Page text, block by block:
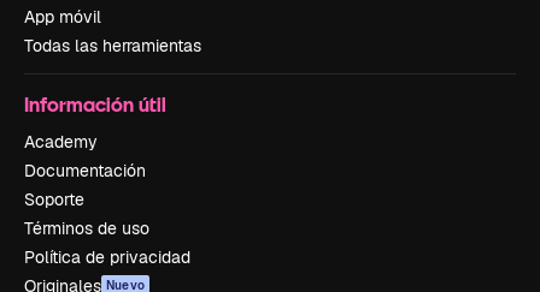
App móvil
Todas las herramientas
Información útil
Academy
Documentación
Soporte
Términos de uso
Política de privacidad
Originales Nuevo